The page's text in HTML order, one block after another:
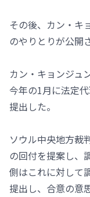
その後、カン・キ
のやりとりが公開
カン・キョンジュ
今年の1月に法定
提出した。
ソウル中央地方裁
の回付を提案し、
側はこれに対して
提出し、合意の意